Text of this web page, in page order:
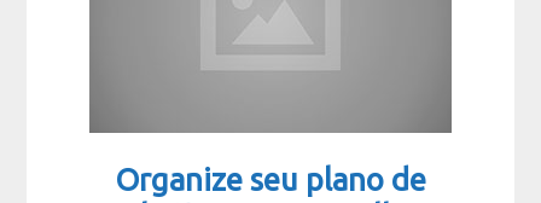
Organize seu plano de